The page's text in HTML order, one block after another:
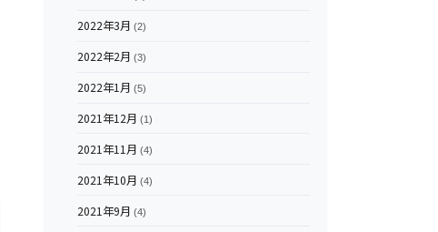
2022年3月 (2)
2022年2月 (3)
2022年1月 (5)
2021年12月 (1)
2021年11月 (4)
2021年10月 (4)
2021年9月 (4)